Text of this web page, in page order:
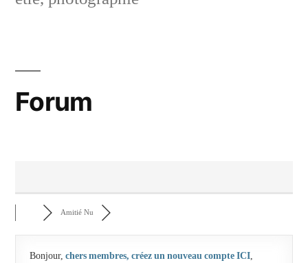
Forum
Amitié Nu
Bonjour, chers membres, créez un nouveau compte ICI,